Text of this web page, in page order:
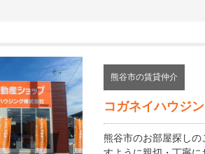
熊谷市の賃貸仲介
コガネイハウジ
熊谷市のお部屋探し